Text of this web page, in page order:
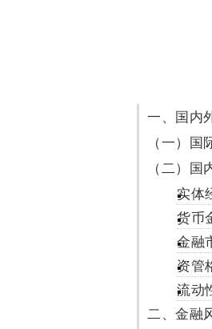
一、国内
（一）
（二）
实体
货币
金融
资管
流动
二、金融